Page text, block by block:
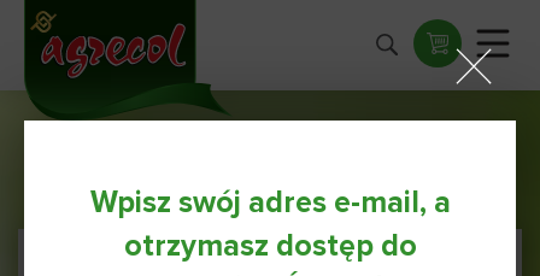
Wpisz swój adres e-mail, a
otrzymasz dostęp do